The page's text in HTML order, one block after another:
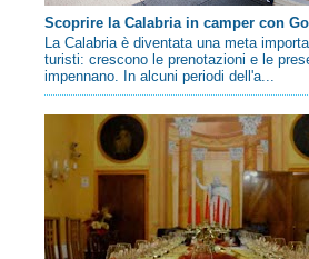
Scoprire la Calabria in camper con
La Calabria è diventata una meta
turisti: crescono le prenotazioni e le
impennano. In alcuni periodi dell'a...